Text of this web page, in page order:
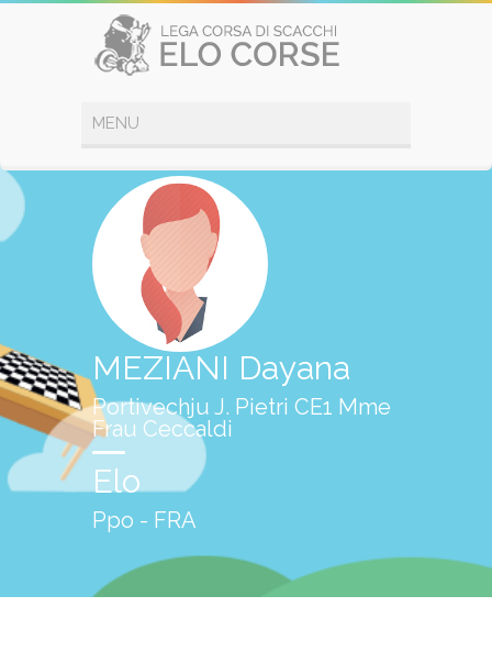
MEZIANI Dayana
Portivechju J. Pietri CE1 Mme
Frau Ceccaldi
Elo
Ppo - FRA